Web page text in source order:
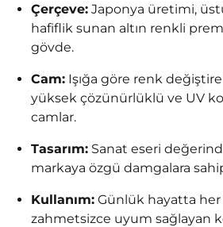
Çerçeve: Japonya üretimi,
hafiflik sunan altın renkli
gövde.
Cam: Işığa göre renk
yüksek çözünürlüklü ve UV
camlar.
Tasarım: Sanat eseri
markaya özgü damgalara
Kullanım: Günlük hayatta
zahmetsizce uyum sağlayan